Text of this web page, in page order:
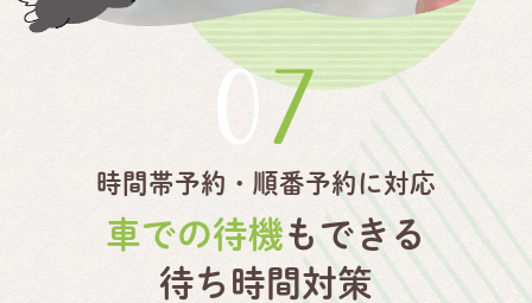
07
時間帯予約・順番予約に対応
車での待機もできる
待ち時間対策